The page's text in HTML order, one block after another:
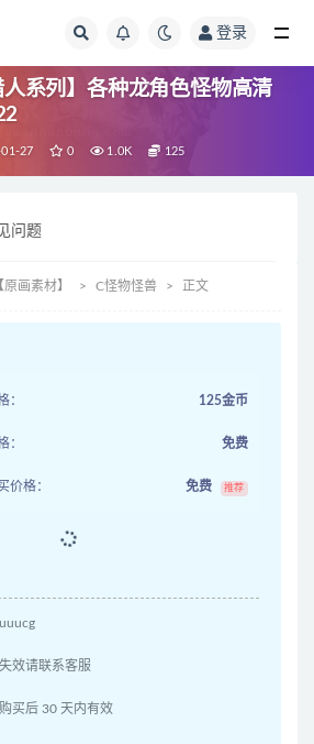
登录
人系列】各种龙角色怪物高清
27 0 1.0K 125
问题
原画素材】 C怪物怪兽 正文
： 125金币
： 免费
价格： 免费 推荐
uuucg
失效请联系客服
购买后 30 天内有效